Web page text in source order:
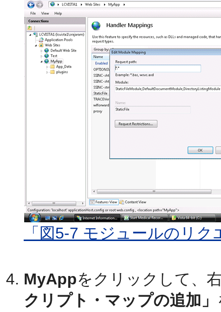
「図5-7 モジュールのリ
MyAppをクリックして、
クリプト・マップの追加」